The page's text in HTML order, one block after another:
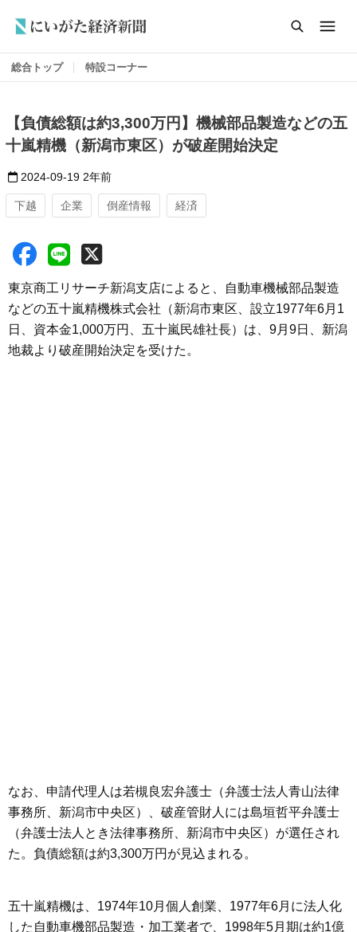
総合トップ 特設コーナー
【負債総額は約3,300万円】機械部品製造などの五
十嵐精機（新潟市東区）が破産開始決定
2024-09-19 2年前
下越 企業 倒産情報 経済
東京商工リサーチ新潟支店によると、自動車機械部品製造
などの五十嵐精機株式会社（新潟市東区、設立1977年6月1
日、資本金1,000万円、五十嵐民雄社長）は、9月9日、新潟
地裁より破産開始決定を受けた。
なお、申請代理人は若槻良宏弁護士（弁護士法人青山法律
事務所、新潟市中央区）、破産管財人には島垣哲平弁護士
（弁護士法人とき法律事務所、新潟市中央区）が選任され
た。負債総額は約3,300万円が見込まれる。
五十嵐精機は、1974年10月個人創業、1977年6月に法人化
した自動車機部品製造・加工業者で、1998年5月期は約1億